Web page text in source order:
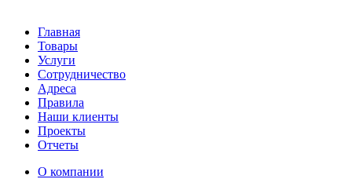
Главная
Товары
Услуги
Сотрудничество
Адреса
Правила
Наши клиенты
Проекты
Отчеты
О компании